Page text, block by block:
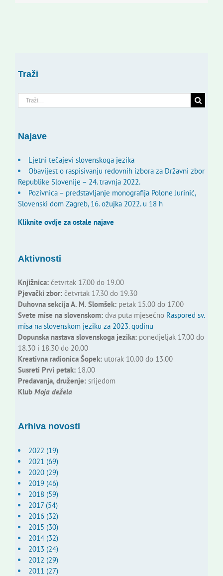
Traži
Traži...
Najave
Ljetni tečajevi slovenskoga jezika
Obavijest o raspisivanju redovnih izbora za Državni zbor
Republike Slovenije – 24. travnja 2022.
Pozivnica – predstavljanje monografija Polone Jurinić,
Slovenski dom Zagreb, 16. ožujka 2022. u 18 h
Kliknite ovdje za ostale najave
Aktivnosti
Knjižnica:četvrtak 17.00 do 19.00
Pjevački zbor:četvrtak 17.30 do 19.30
Duhovna sekcija A. M. Slomšek:petak 15.00 do 17.00
Svete mise na slovenskom:dva puta mjesečno Raspored sv.
misa na slovenskom jeziku za 2023. godinu
Dopunska nastava slovenskoga jezika:ponedjeljak 17.00 do
18.30 i 18.30 do 20.00
Kreativna radionica Šopek:utorak 10.00 do 13.00
Susreti Prvi petak:18.00
Predavanja, druženje:srijedom
Klub Moja dežela
Arhiva novosti
2022 (19)
2021 (69)
2020 (29)
2019 (46)
2018 (59)
2017 (54)
2016 (32)
2015 (30)
2014 (32)
2013 (24)
2012 (29)
2011 (27)